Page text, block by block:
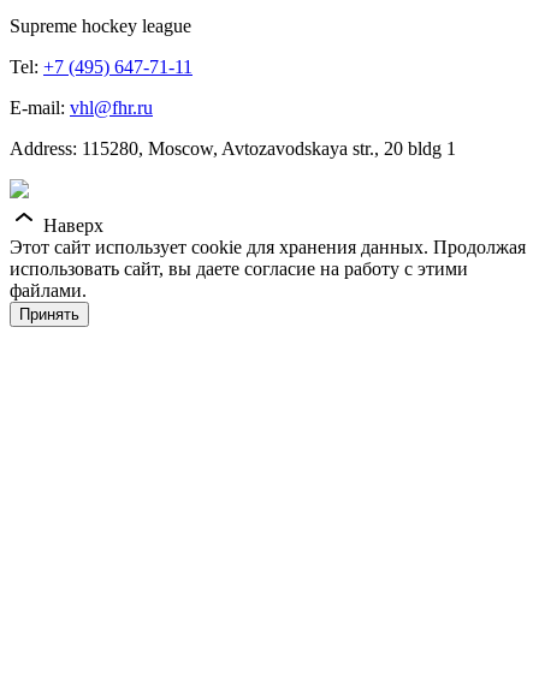
Supreme hockey league
Tel: +7 (495) 647-71-11
E-mail: vhl@fhr.ru
Address: 115280, Moscow, Avtozavodskaya str., 20 bldg 1
Наверх
Этот сайт использует cookie для хранения данных. Продолжая
использовать сайт, вы даете согласие на работу с этими
файлами.
Принять